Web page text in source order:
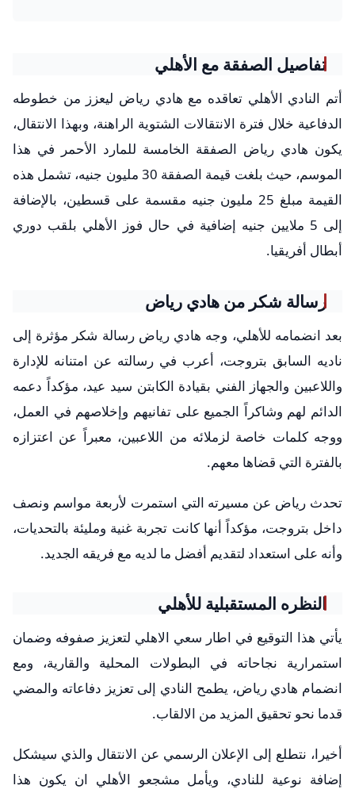
تفاصيل الصفقة مع الأهلي
أتم النادي الأهلي تعاقده مع هادي رياض ليعزز من خطوطه
الدفاعية خلال فترة الانتقالات الشتوية الراهنة، وبهذا الانتقال،
يكون هادي رياض الصفقة الخامسة للمارد الأحمر في هذا
الموسم، حيث بلغت قيمة الصفقة 30 مليون جنيه، تشمل هذه
القيمة مبلغ 25 مليون جنيه مقسمة على قسطين، بالإضافة
إلى 5 ملايين جنيه إضافية في حال فوز الأهلي بلقب دوري
أبطال أفريقيا.
رسالة شكر من هادي رياض
بعد انضمامه للأهلي، وجه هادي رياض رسالة شكر مؤثرة إلى
ناديه السابق بتروجت، أعرب في رسالته عن امتنانه للإدارة
واللاعبين والجهاز الفني بقيادة الكابتن سيد عيد، مؤكداً دعمه
الدائم لهم وشاكراً الجميع على تفانيهم وإخلاصهم في العمل،
ووجه كلمات خاصة لزملائه من اللاعبين، معبراً عن اعتزازه
بالفترة التي قضاها معهم.
تحدث رياض عن مسيرته التي استمرت لأربعة مواسم ونصف
داخل بتروجت، مؤكداً أنها كانت تجربة غنية ومليئة بالتحديات،
وأنه على استعداد لتقديم أفضل ما لديه مع فريقه الجديد.
النظره المستقبلية للأهلي
يأتي هذا التوقيع في اطار سعي الاهلي لتعزيز صفوفه وضمان
استمرارية نجاحاته في البطولات المحلية والقارية، ومع
انضمام هادي رياض، يطمح النادي إلى تعزيز دفاعاته والمضي
قدما نحو تحقيق المزيد من الالقاب.
أخيرا، نتطلع إلى الإعلان الرسمي عن الانتقال والذي سيشكل
إضافة نوعية للنادي، ويأمل مشجعو الأهلي ان يكون هذا